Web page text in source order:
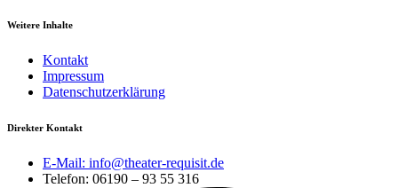
Weitere Inhalte
Kontakt
Impressum
Datenschutzerklärung
Direkter Kontakt
E-Mail: info@theater-requisit.de
Telefon: 06190 – 93 55 316